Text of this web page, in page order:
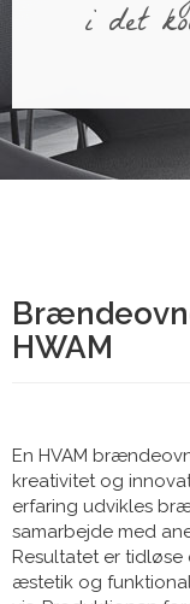
i det
HWAM
En HVAM
kreativitet og
erfaring udvikles
samarbejde med
Resultatet er
æstetik og